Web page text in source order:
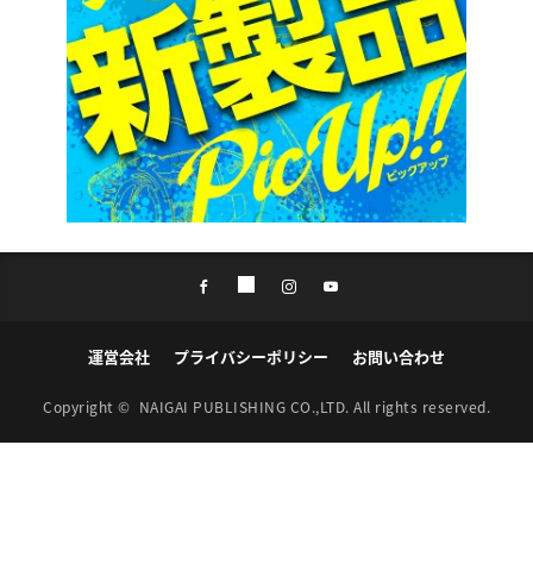
運営会社 プライバシーポリシー お問い合わせ
Copyright © NAIGAI PUBLISHING CO.,LTD. All rights reserved.